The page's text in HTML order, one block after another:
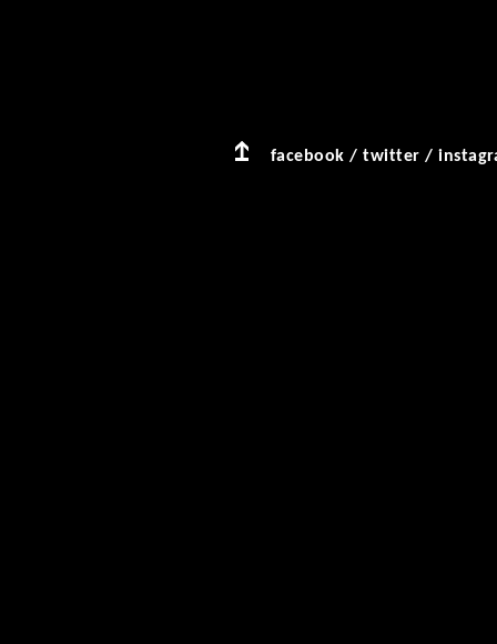
facebook /twitter /